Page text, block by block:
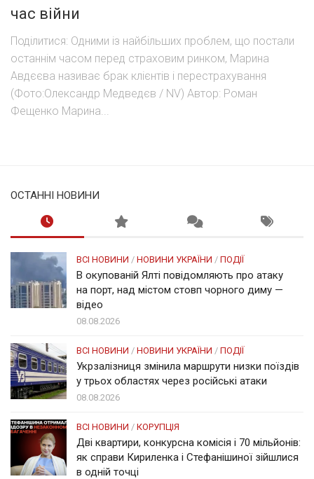
час війни
Поділитися: Одними із найбільших проблем, що постали
останнім часом перед страховим ринком, Марина
Авдєєва називає брак клієнтів і перестрахування
(Фото:Олександр Медведєв / NV) Автор: Роман
Фещенко Марина...
ОСТАННІ НОВИНИ
ВСІ НОВИНИ / НОВИНИ УКРАЇНИ / ПОДІЇ
В окупованій Ялті повідомляють про атаку
на порт, над містом стовп чорного диму —
відео
08.08.2026
ВСІ НОВИНИ / НОВИНИ УКРАЇНИ / ПОДІЇ
Укрзалізниця змінила маршрути низки поїздів
у трьох областях через російські атаки
08.08.2026
ВСІ НОВИНИ / КОРУПЦІЯ
Дві квартири, конкурсна комісія і 70 мільйонів:
як справи Кириленка і Стефанішиної зійшлися
в одній точці